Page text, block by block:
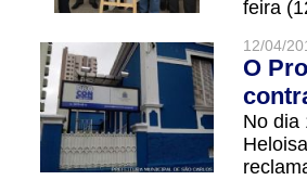
feira
12/04/
O
No dia